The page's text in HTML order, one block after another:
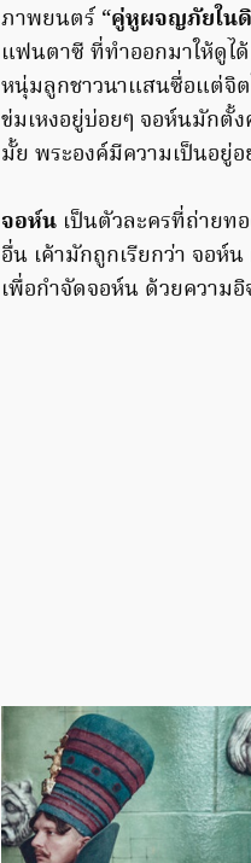
ภาพยนตร์ “คู่หูผจญภัยใน
แฟนตาซี ที่ทำออกมาให้ดู
หนุ่มลูกชาวนาแสนซื่อแต่จิต
ข่มเหงอยู่บ่อยๆ จอห์นมักตั้ง
มั้ย พระองค์มีความเป็นอยู่อ
จอห์น เป็นตัวละครที่ถ่ายท
อื่น เค้ามักถูกเรียกว่า จอห์น
เพื่อกำจัดจอห์น ด้วยความ